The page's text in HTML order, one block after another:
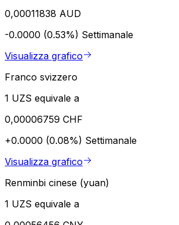
0,00011838 AUD
-0.0000 (0.53%) Settimanale
Visualizza grafico
Franco svizzero
1 UZS equivale a
0,00006759 CHF
+0.0000 (0.08%) Settimanale
Visualizza grafico
Renminbi cinese (yuan)
1 UZS equivale a